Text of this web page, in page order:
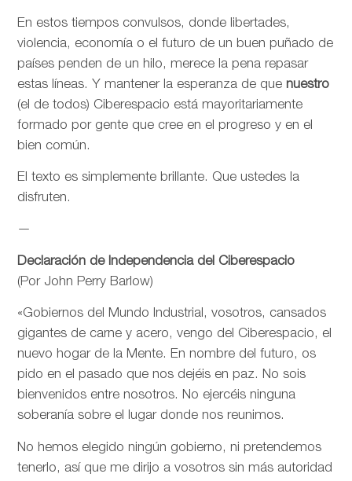
En estos tiempos convulsos, donde libertades,
violencia, economía o el futuro de un buen puñado de
países penden de un hilo, merece la pena repasar
estas líneas. Y mantener la esperanza de que nuestro
(el de todos) Ciberespacio está mayoritariamente
formado por gente que cree en el progreso y en el
bien común.
El texto es simplemente brillante. Que ustedes la
disfruten.
—
Declaración de Independencia del Ciberespacio
(Por John Perry Barlow)
«Gobiernos del Mundo Industrial, vosotros, cansados
gigantes de carne y acero, vengo del Ciberespacio, el
nuevo hogar de la Mente. En nombre del futuro, os
pido en el pasado que nos dejéis en paz. No sois
bienvenidos entre nosotros. No ejercéis ninguna
soberanía sobre el lugar donde nos reunimos.
No hemos elegido ningún gobierno, ni pretendemos
tenerlo, así que me dirijo a vosotros sin más autoridad